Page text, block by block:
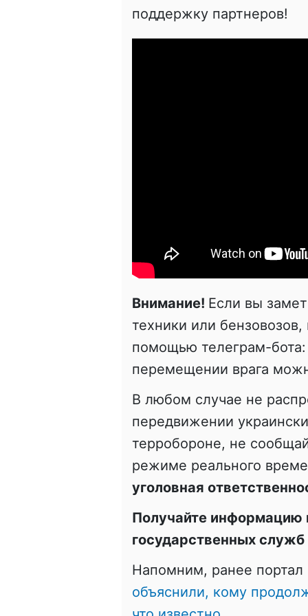
поддержку партнеров!
Внимание! Если вы
техники или
помощью телеграм-
перемещении врага
В любом случае не
передвижении
терробороне, не
режиме реального
уголовная
Получайте информацию
государственных
Напомним, ранее
объяснили, кому